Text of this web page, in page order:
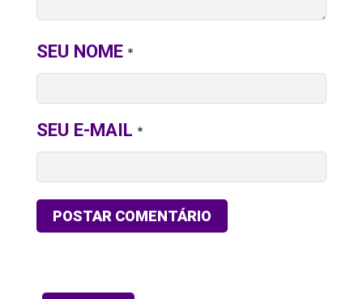
SEU NOME *
SEU E-MAIL *